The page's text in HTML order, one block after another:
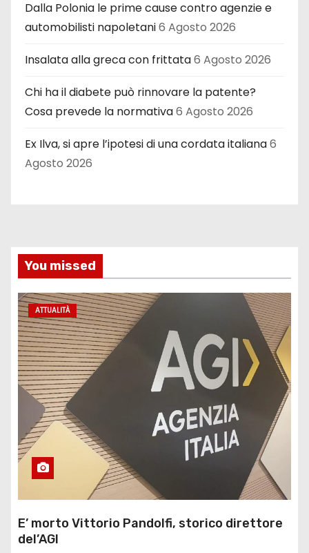
Dalla Polonia le prime cause contro agenzie e
automobilisti napoletani6 Agosto 2026
Insalata alla greca con frittata6 Agosto 2026
Chi ha il diabete può rinnovare la patente?
Cosa prevede la normativa6 Agosto 2026
Ex Ilva, si apre l’ipotesi di una cordata italiana6
Agosto 2026
You missed
ATTUALITÀ
E’ morto Vittorio Pandolfi, storico direttore
del’AGI